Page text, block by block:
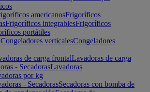
americanosFrigoríficos
Frigoríficos integrablesFrigoríficos
portátiles
Congeladores verticalesCongeladores
de carga frontalLavadoras de carga
- SecadorasLavadoras
por kg
- SecadorasSecadoras con bomba de